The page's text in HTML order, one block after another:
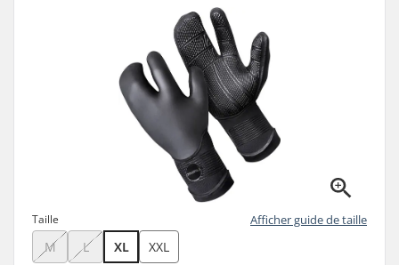
Taille Afficher guide de taille
M L XL XXL